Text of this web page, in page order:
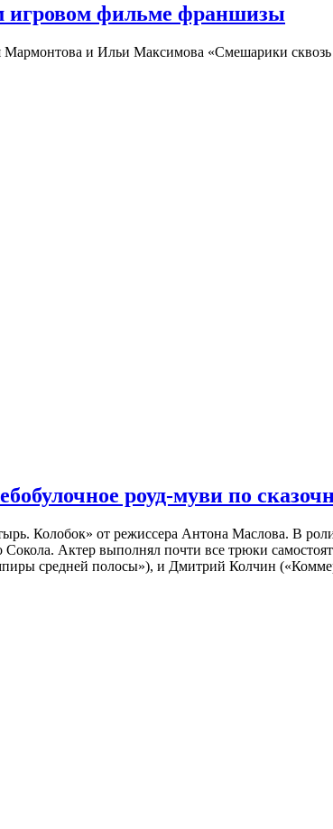
игровом фильме франшизы
и Ильи Максимова «Смешарики
роуд-муви по
Колобок» от режиссера Антона Маслова. В
Актер выполнял почти все трюки
средней полосы»), и Дмитрий Колчин